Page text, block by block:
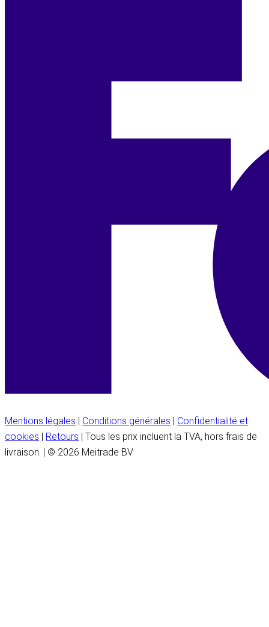
Mentions légales | Conditions générales | Confidentialité et
cookies | Retours | Tous les prix incluent la TVA, hors frais de
livraison. | © 2026 Meitrade BV